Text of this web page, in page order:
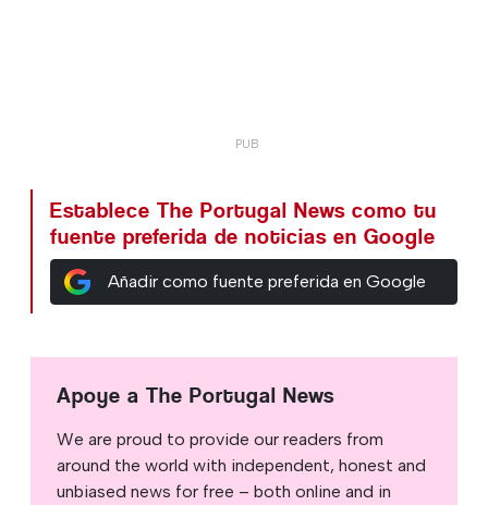
Establece The Portugal News como tu
fuente preferida de noticias en Google
Añadir como fuente preferida en Google
Apoye a The Portugal News
We are proud to provide our readers from
around the world with independent, honest and
unbiased news for free – both online and in